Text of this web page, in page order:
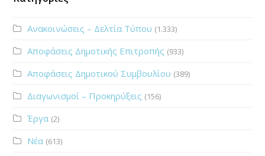
Ανακοινώσεις – Δελτία Τύπου (1.333)
Αποφάσεις Δημοτικής Επιτροπής (933)
Αποφάσεις Δημοτικού Συμβουλίου (389)
Διαγωνισμοί – Προκηρύξεις (156)
Έργα (2)
Νέα (613)